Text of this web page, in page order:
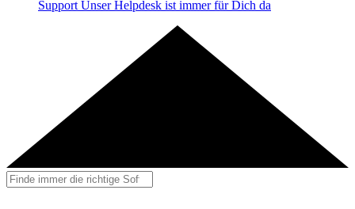
Support Unser Helpdesk ist immer für Dich da